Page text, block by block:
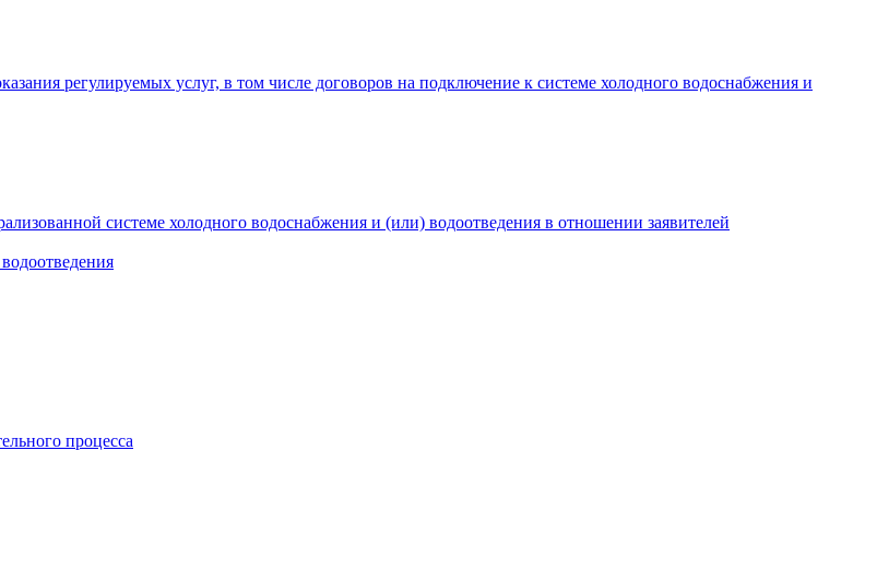
регулируемых услуг, в том числе договоров на подключение к системе холодного водоснабжения и
системе холодного водоснабжения и (или) водоотведения в отношении заявителей
процесса